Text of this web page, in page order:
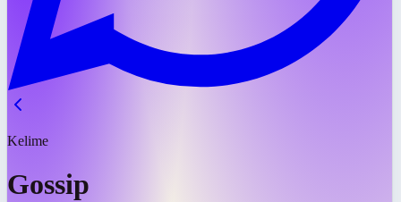
Kelime
Gossip